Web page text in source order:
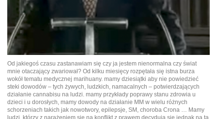
Od jakiegoś czasu zastanawiam się czy ja jestem nienormalna czy świat
mnie otaczający zwariował? Od kilku miesięcy rozpętała się istna burza
wokół tematu medycznej marihuany. mamy dziesiątki aby nie powiedzieć
steki dowodów – tych żywych, ludzkich, namacalnych – potwierdzających
działanie cannabisu na ludzi. mamy przykłady poprawy stanu zdrowia u
dzieci i u dorosłych, mamy dowody na działanie MM w wielu różnych
schorzeniach takich jak nowotwory, epilepsje, SM, choroba Crona … Mamy
ludzi, którzy z narażeniem się na konflikt z prawem decydują się jednak na tą